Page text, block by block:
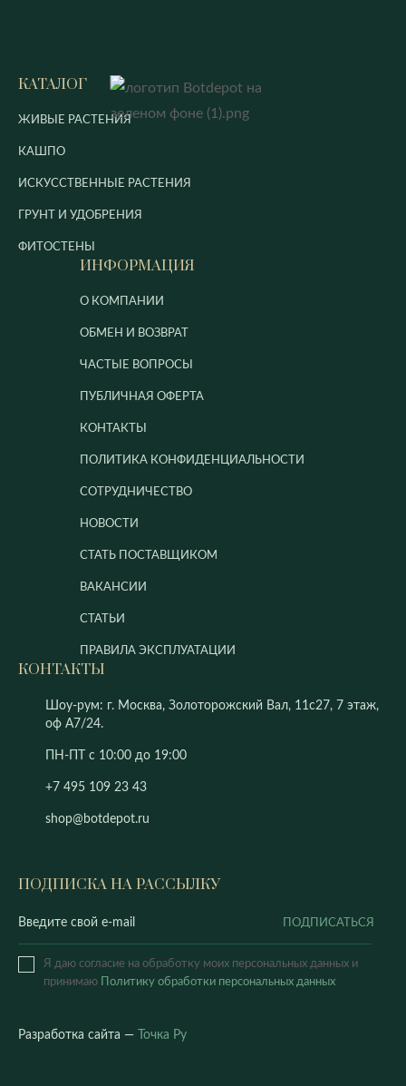
КАТАЛОГ
ЖИВЫЕ РАСТЕНИЯ
КАШПО
ИСКУССТВЕННЫЕ РАСТЕНИЯ
ГРУНТ И УДОБРЕНИЯ
ФИТОСТЕНЫ
ИНФОРМАЦИЯ
О КОМПАНИИ
ОБМЕН И ВОЗВРАТ
ЧАСТЫЕ ВОПРОСЫ
ПУБЛИЧНАЯ ОФЕРТА
КОНТАКТЫ
ПОЛИТИКА КОНФИДЕНЦИАЛЬНОСТИ
СОТРУДНИЧЕСТВО
НОВОСТИ
СТАТЬ ПОСТАВЩИКОМ
ВАКАНСИИ
СТАТЬИ
ПРАВИЛА ЭКСПЛУАТАЦИИ
КОНТАКТЫ
Шоу-рум: г. Москва, Золоторожский Вал, 11с27, 7 этаж,
оф А7/24.
ПН-ПТ с 10:00 до 19:00
+7 495 109 23 43
shop@botdepot.ru
ПОДПИСКА НА РАССЫЛКУ
ПОДПИСАТЬСЯ
Я даю согласие на обработку моих персональных данных и
принимаю
Политику обработки персональных данных
Разработка сайта — Точка Ру